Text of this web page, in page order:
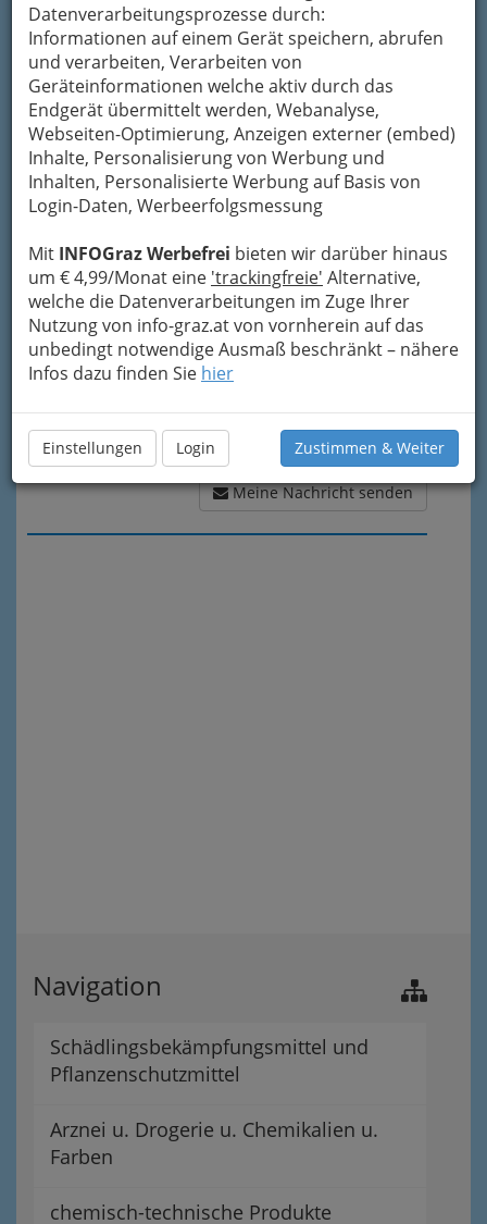
Datenverarbeitungsprozesse durch:
Informationen auf einem Gerät speichern, abrufen
und verarbeiten, Verarbeiten von
Geräteinformationen welche aktiv durch das
Endgerät übermittelt werden, Webanalyse,
Webseiten-Optimierung, Anzeigen externer (embed)
Inhalte, Personalisierung von Werbung und
Inhalten, Personalisierte Werbung auf Basis von
Login-Daten, Werbeerfolgsmessung
Mit INFOGraz Werbefrei bieten wir darüber hinaus
um € 4,99/Monat eine 'trackingfreie' Alternative,
welche die Datenverarbeitungen im Zuge Ihrer
Nutzung von info-graz.at von vornherein auf das
unbedingt notwendige Ausmaß beschränkt – nähere
Infos dazu finden Sie hier
Einstellungen Login Zustimmen & Weiter
Meine Email Adresse
Mein Betreff
Meine Nachricht senden
Navigation
Schädlingsbekämpfungsmittel und
Pflanzenschutzmittel
Arznei u. Drogerie u. Chemikalien u.
Farben
chemisch-technische Produkte